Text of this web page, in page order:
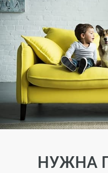
НУЖНА